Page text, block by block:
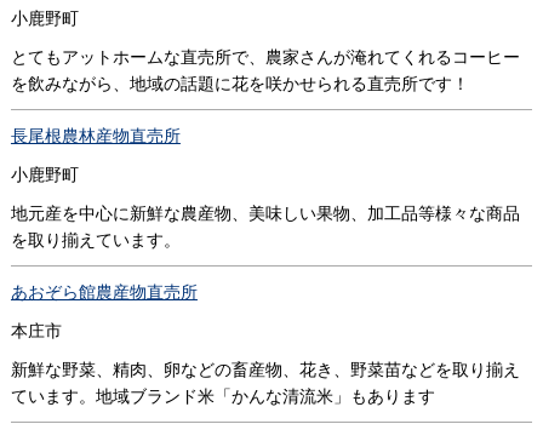
小鹿野町
とてもアットホームな直売所で、農家さんが淹れてくれるコーヒー
を飲みながら、地域の話題に花を咲かせられる直売所です！
長尾根農林産物直売所
小鹿野町
地元産を中心に新鮮な農産物、美味しい果物、加工品等様々な商品
を取り揃えています。
あおぞら館農産物直売所
本庄市
新鮮な野菜、精肉、卵などの畜産物、花き、野菜苗などを取り揃え
ています。地域ブランド米「かんな清流米」もあります